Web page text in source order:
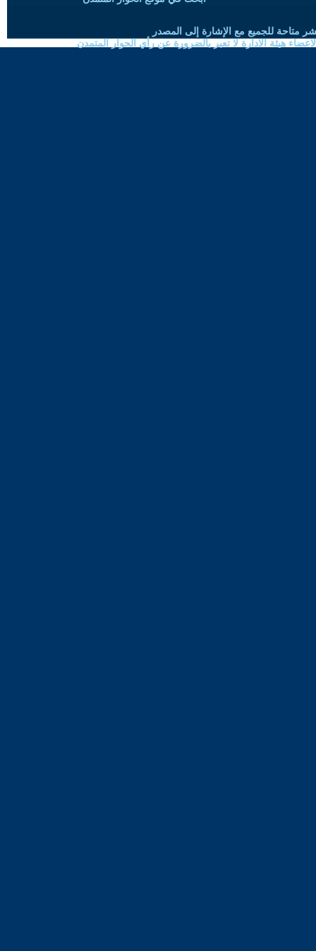
متاحة للجميع مع الإشارة إلى المصدر
هيئة الادارة لا تعبر بالضرورة عن رأي الحوار المتمدن